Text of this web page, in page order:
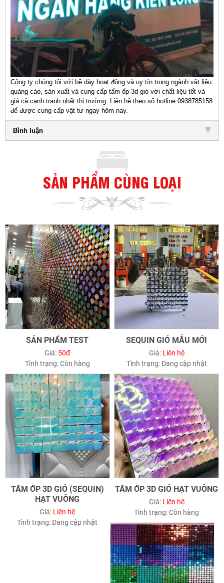
Công ty chúng tôi với bề dày hoạt động và uy tín trong ngành vật liệu
quảng cáo, sản xuất và cung cấp tấm ốp 3d gió với chất liệu tốt và
giá cả cạnh tranh nhất thị trường. Liên hệ theo số hotline 0938785158
để được cung cấp vật tư ngay hôm nay.
Bình luận
SẢN PHẨM CÙNG LOẠI
SẢN PHẨM TEST
Giá: 50đ
Tình trạng:Còn hàng
SEQUIN GIÓ MẪU MỚI
Giá: Liên hệ
Tình trạng:Đang cập nhật
TẤM ỐP 3D GIÓ (SEQUIN)
HẠT VUÔNG
Giá: Liên hệ
Tình trạng:Đang cập nhật
TẤM ỐP 3D GIÓ HẠT VUÔNG
Giá: Liên hệ
Tình trạng:Còn hàng